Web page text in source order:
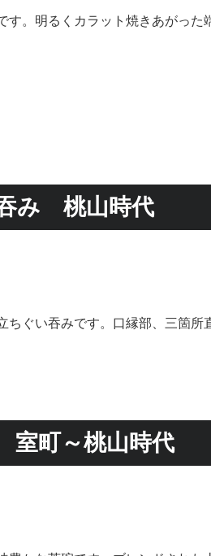
。明るくカラット焼きあがった
み 桃山時代
ぐい吞みです。口縁部、三箇所
町～桃山時代